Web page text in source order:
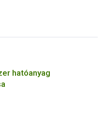
hatóanyag